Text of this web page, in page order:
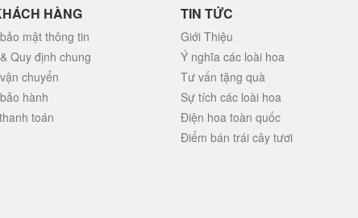
HÀNG
mật thông tin
Quy định chung
chuyển
hành
toán
TIN TỨC
Giới Thiệu
Ý nghĩa các loài hoa
Tư vấn tặng quà
Sự tích các loài hoa
Điện hoa toàn quốc
Điểm bán trái cây tươi